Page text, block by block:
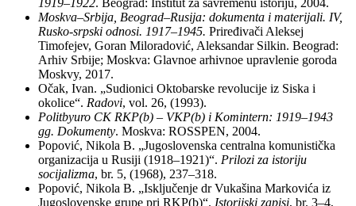
1919–1922. Beograd: Institut za savremenu istoriju, 2004.
Moskva–Srbiјa, Beograd–Rusiјa: dokumenta i materiјali. IV,
Rusko-srpski odnosi. 1917–1945. Priređivači Alekseј
Timofejev, Goran Miloradović, Aleksandar Silkin. Beograd:
Arhiv Srbiјe; Moskva: Glavnoe arhivnoe upravlenie goroda
Moskvy, 2017.
Očak, Ivan. „Sudionici Oktobarske revolucije iz Siska i
okolice“. Radovi, vol. 26, (1993).
Politbyuro CK RKP(b) – VKP(b) i Komintern: 1919–1943
gg. Dokumenty. Moskva: ROSSPEN, 2004.
Popović, Nikola B. „Jugoslovenska centralna komunistička
organizacija u Rusiji (1918–1921)“. Prilozi za istoriju
socijalizma, br. 5, (1968), 237–318.
Popović, Nikola B. „Isključenje dr Vukašina Markovića iz
Jugoslovenske grupe pri RKP(b)“. Istorijski zapisi, br. 3–4,